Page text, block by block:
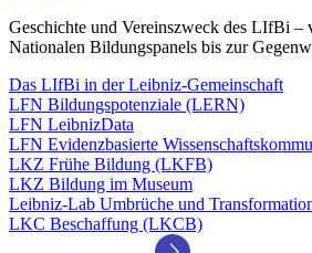
Geschichte und Vereinszweck des LIfBi –
Nationalen Bildungspanels bis zur
Das LIfBi in der Leibniz-Gemeinschaft
LFN Bildungspotenziale (LERN)
LFN LeibnizData
LFN Evidenzbasierte
LKZ Frühe Bildung (LKFB)
LKZ Bildung im Museum
Leibniz-Lab Umbrüche und
LKC Beschaffung (LKCB)